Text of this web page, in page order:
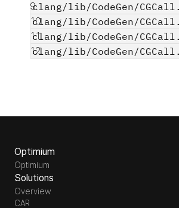
clang/lib/CodeGen/
clang/lib/CodeGen/
clang/lib/CodeGen/
clang/lib/CodeGen/
Optimium
Optimium
Solutions
Overview
CAR